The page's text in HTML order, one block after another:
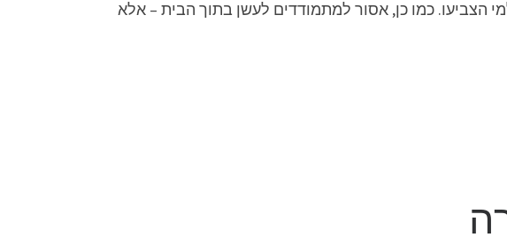
הצביעו. כמו כן, אסור למתמודדים לעשן בתוך הבית – אלא